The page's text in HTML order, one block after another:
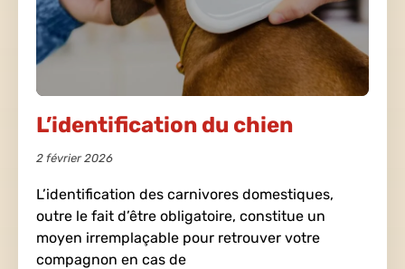
L’identification du chien
2 février 2026
L’identification des carnivores domestiques,
outre le fait d’être obligatoire, constitue un
moyen irremplaçable pour retrouver votre
compagnon en cas de